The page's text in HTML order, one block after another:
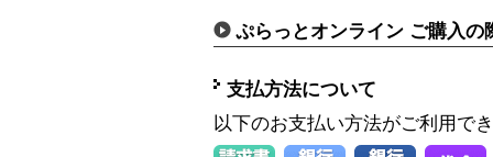
ぷらっとオンライン ご購入の
支払方法について
以下のお支払い方法がご利用で